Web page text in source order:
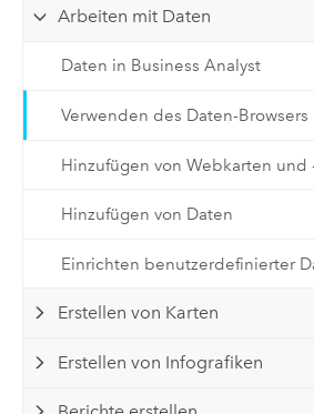
Arbeiten mit Daten
Daten in Business Analyst
Verwenden des Daten-Browsers
Hinzufügen von Webkarten und
Hinzufügen von Daten
Einrichten benutzerdefinierter
Erstellen von Karten
Erstellen von Infografiken